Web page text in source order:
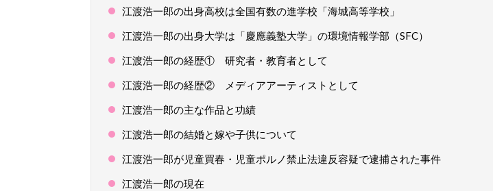
江渡浩一郎の出身高校は全国有数の進学校「海城高等学校」
江渡浩一郎の出身大学は「慶應義塾大学」の環境情報学部（SFC）
江渡浩一郎の経歴① 研究者・教育者として
江渡浩一郎の経歴② メディアアーティストとして
江渡浩一郎の主な作品と功績
江渡浩一郎の結婚と嫁や子供について
江渡浩一郎が児童買春・児童ポルノ禁止法違反容疑で逮捕された事件
江渡浩一郎の現在